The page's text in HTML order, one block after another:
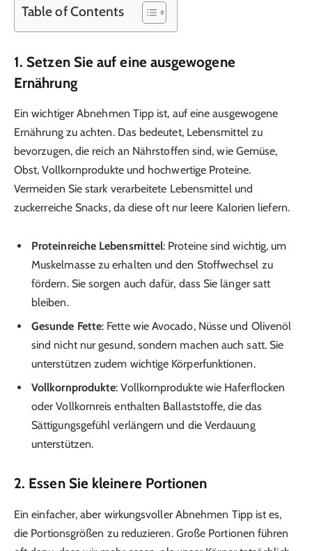
Table of Contents
1. Setzen Sie auf eine ausgewogene
Ernährung
Ein wichtiger Abnehmen Tipp ist, auf eine ausgewogene
Ernährung zu achten. Das bedeutet, Lebensmittel zu
bevorzugen, die reich an Nährstoffen sind, wie Gemüse,
Obst, Vollkornprodukte und hochwertige Proteine.
Vermeiden Sie stark verarbeitete Lebensmittel und
zuckerreiche Snacks, da diese oft nur leere Kalorien liefern.
Proteinreiche Lebensmittel: Proteine sind wichtig, um
Muskelmasse zu erhalten und den Stoffwechsel zu
fördern. Sie sorgen auch dafür, dass Sie länger satt
bleiben.
Gesunde Fette: Fette wie Avocado, Nüsse und Olivenöl
sind nicht nur gesund, sondern machen auch satt. Sie
unterstützen zudem wichtige Körperfunktionen.
Vollkornprodukte: Vollkornprodukte wie Haferflocken
oder Vollkornreis enthalten Ballaststoffe, die das
Sättigungsgefühl verlängern und die Verdauung
unterstützen.
2. Essen Sie kleinere Portionen
Ein einfacher, aber wirkungsvoller Abnehmen Tipp ist es,
die Portionsgrößen zu reduzieren. Große Portionen führen